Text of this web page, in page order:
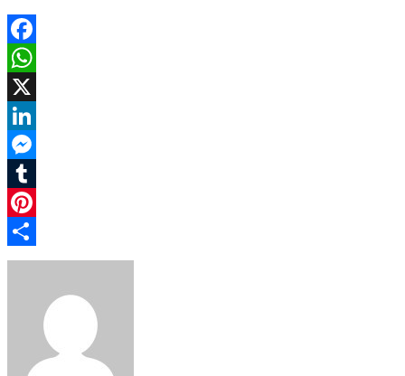
Facebook
WhatsApp
X
LinkedIn
Messenger
Tumblr
Pinterest
Share